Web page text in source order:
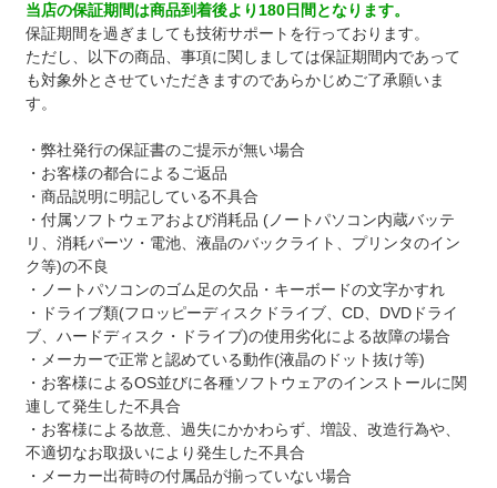
当店の保証期間は商品到着後より180日間となります。
保証期間を過ぎましても技術サポートを行っております。
ただし、以下の商品、事項に関しましては保証期間内であって
も対象外とさせていただきますのであらかじめご了承願いま
す。
・弊社発行の保証書のご提示が無い場合
・お客様の都合によるご返品
・商品説明に明記している不具合
・付属ソフトウェアおよび消耗品 (ノートパソコン内蔵バッテ
リ、消耗パーツ・電池、液晶のバックライト、プリンタのイン
ク等)の不良
・ノートパソコンのゴム足の欠品・キーボードの文字かすれ
・ドライブ類(フロッピーディスクドライブ、CD、DVDドライ
ブ、ハードディスク・ドライブ)の使用劣化による故障の場合
・メーカーで正常と認めている動作(液晶のドット抜け等)
・お客様によるOS並びに各種ソフトウェアのインストールに関
連して発生した不具合
・お客様による故意、過失にかかわらず、増設、改造行為や、
不適切なお取扱いにより発生した不具合
・メーカー出荷時の付属品が揃っていない場合